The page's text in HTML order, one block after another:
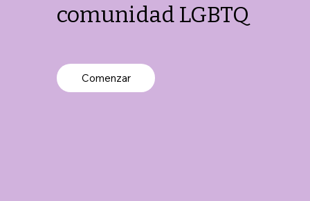
comunidad LGBTQ
Comenzar